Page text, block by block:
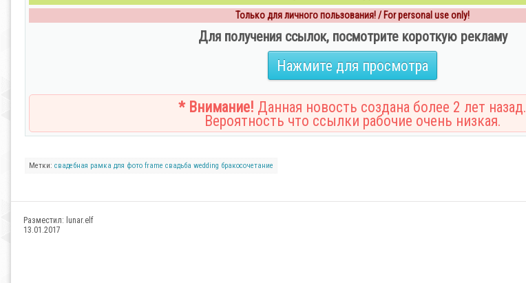
Только для личного пользования! / For personal use only!
Для получения ссылок, посмотрите короткую рекламу
Нажмите для просмотра
* Внимание! Данная новость создана более 2 лет назад.
Вероятность что ссылки рабочие очень низкая.
Метки: свадебная рамка для фото frame свадьба wedding бракосочетание
Разместил: lunar.elf
13.01.2017